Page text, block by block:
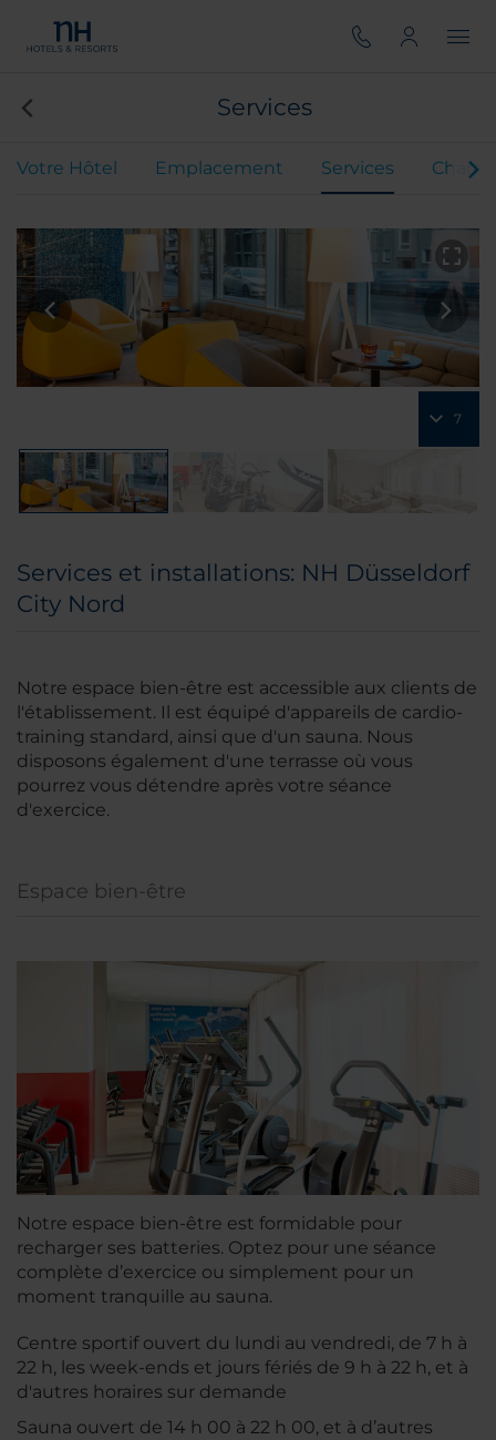
Services
Votre Hôtel Emplacement Services
7
Services et installations: NH Düsseldorf
City Nord
Notre espace bien-être est accessible aux clients de
l'établissement. Il est équipé d'appareils de cardio-
training standard, ainsi que d'un sauna. Nous
disposons également d'une terrasse où vous
pourrez vous détendre après votre séance
d'exercice.
Espace bien-être
Notre espace bien-être est formidable pour
recharger ses batteries. Optez pour une séance
complète d’exercice ou simplement pour un
moment tranquille au sauna.
Centre sportif ouvert du lundi au vendredi, de 7 h à
22 h, les week-ends et jours fériés de 9 h à 22 h, et à
d'autres horaires sur demande
Sauna ouvert de 14 h 00 à 22 h 00, et à d’autres